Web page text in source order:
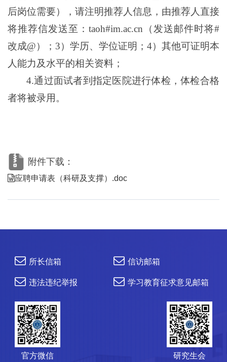
后岗位需要），请注明推荐人信息，由推荐人直接
将推荐信发送至： taoh#im.ac.cn （发送邮件时将#
改成@）； 3）学历、学位证明； 4）其他可证明本
人能力及水平的相关资料；
4.通过面试者到指定医院进行体检，体检合格
者将被录用。
附件下载：
应聘申请表（科研及支撑）.doc
所长信箱 信访邮箱
违法违纪举报 学习教育征求意见邮箱
官方微信 研究生会